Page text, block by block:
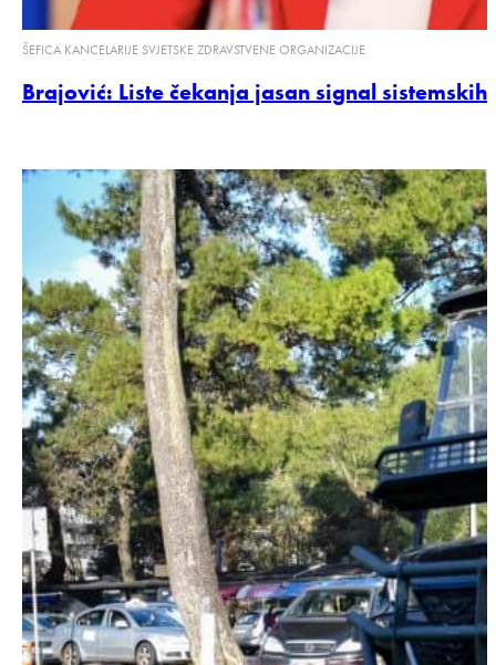
ŠEFICA KANCELARIJE SVJETSKE ZDRAVSTVENE ORGANIZACIJE
Brajović: Liste čekanja jasan signal